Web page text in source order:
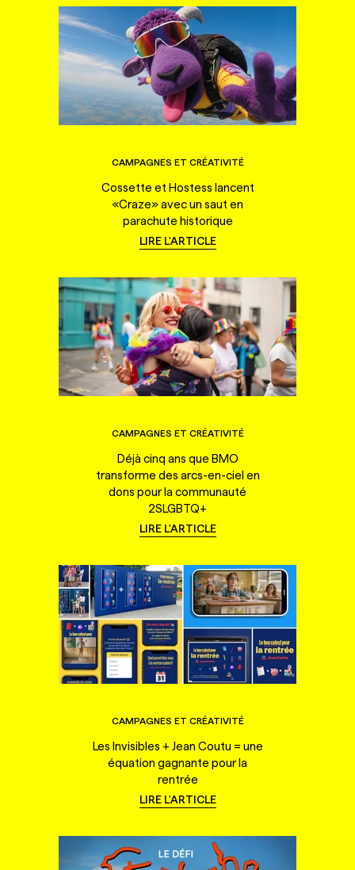
CAMPAGNES ET CRÉATIVITÉ
Cossette et Hostess lancent
«Craze» avec un saut en
parachute historique
LIRE L'ARTICLE
CAMPAGNES ET CRÉATIVITÉ
Déjà cinq ans que BMO
transforme des arcs-en-ciel en
dons pour la communauté
2SLGBTQ+
LIRE L'ARTICLE
CAMPAGNES ET CRÉATIVITÉ
Les Invisibles + Jean Coutu = une
équation gagnante pour la
rentrée
LIRE L'ARTICLE